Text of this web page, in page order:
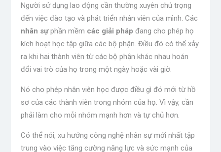
Người sử dụng lao động cần thường xuyên chú trọng
đến việc đào tạo và phát triển nhân viên của mình. Các
nhân sựphần mềm các giải pháp đang cho phép họ
kích hoạt học tập giữa các bộ phận. Điều đó có thể xảy
ra khi hai thành viên từ các bộ phận khác nhau hoán
đổi vai trò của họ trong một ngày hoặc vài giờ.
Nó cho phép nhân viên học được điều gì đó mới từ hồ
sơ của các thành viên trong nhóm của họ. Vì vậy, cần
phải làm cho mỗi nhóm mạnh hơn và tự chủ hơn.
Có thể nói, xu hướng công nghệ nhân sự mới nhất tập
trung vào việc tăng cường năng lực và sức mạnh của